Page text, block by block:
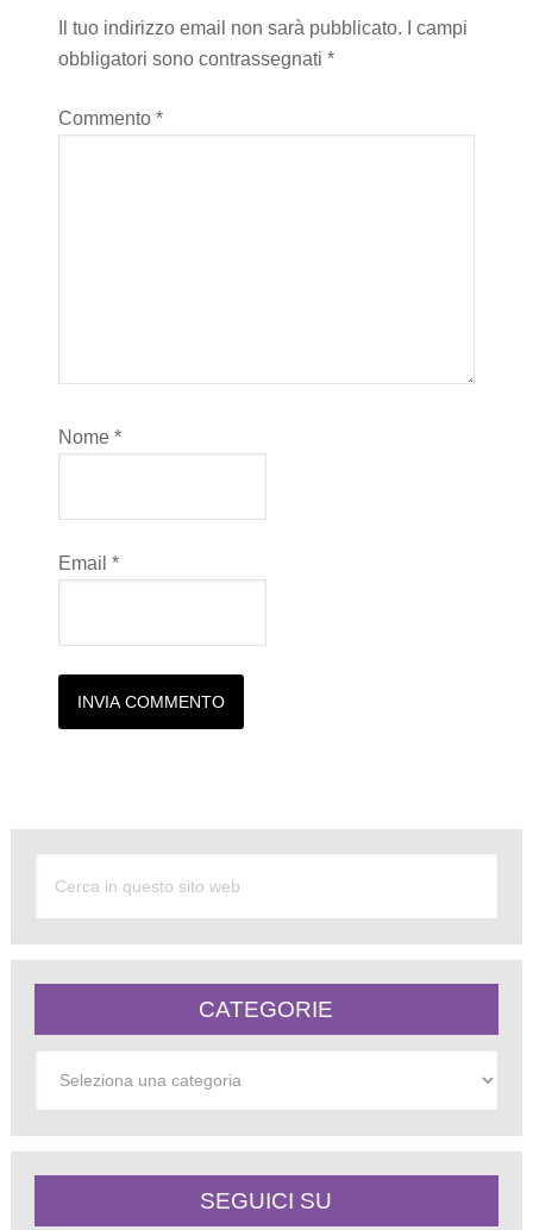
Il tuo indirizzo email non sarà pubblicato.
I campi
obbligatori sono contrassegnati *
Commento *
Nome *
Email *
CATEGORIE
SEGUICI SU